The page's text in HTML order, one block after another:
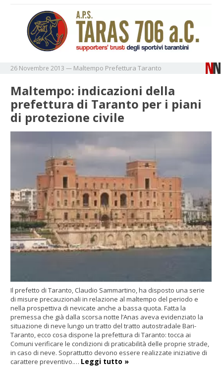
26 Novembre 2013 — Maltempo Prefettura Taranto
Maltempo: indicazioni della
prefettura di Taranto per i piani
di protezione civile
Il prefetto di Taranto, Claudio Sammartino, ha disposto una serie
di misure precauzionali in relazione al maltempo del periodo e
nella prospettiva di nevicate anche a bassa quota. Fatta la
premessa che già dalla scorsa notte l’Anas aveva evidenziato la
situazione di neve lungo un tratto del tratto autostradale Bari-
Taranto, ecco cosa dispone la prefettura di Taranto: tocca ai
Comuni verificare le condizioni di praticabilità delle proprie strade,
in caso di neve. Soprattutto devono essere realizzate iniziative di
carattere preventivo.… Leggi tutto »